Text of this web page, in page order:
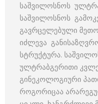
საშვილოსნოს
საშვილოსნოს
გავრცელებული
იძლევა
სტრუქტურა.
ულტრაბგერითი
გინეკოლოგიური
როგორიცაა